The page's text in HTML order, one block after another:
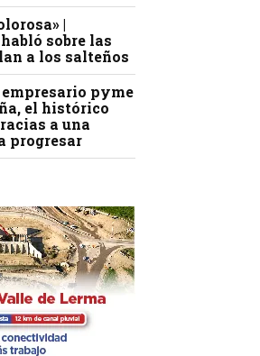
|
sobre las
a los salteños
empresario pyme
el histórico
a una
progresar